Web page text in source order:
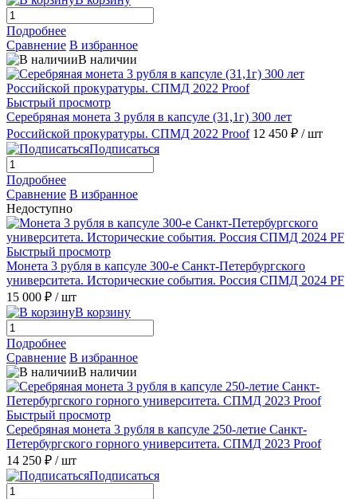
Подробнее
Сравнение В избранное
В наличии
Быстрый просмотр
Серебряная монета 3 рубля в капсуле (31,1г) 300 лет
Российской прокуратуры. СПМД 2022 Proof 12 450 ₽ / шт
Подписаться
Подробнее
Сравнение В избранное
Недоступно
Быстрый просмотр
Монета 3 рубля в капсуле 300-е Санкт-Петербургского
университета. Исторические события. Россия СПМД 2024 PF
15 000 ₽ / шт
В корзину
Подробнее
Сравнение В избранное
В наличии
Быстрый просмотр
Серебряная монета 3 рубля в капсуле 250-летие Санкт-
Петербургского горного университета. СПМД 2023 Proof
14 250 ₽ / шт
Подписаться